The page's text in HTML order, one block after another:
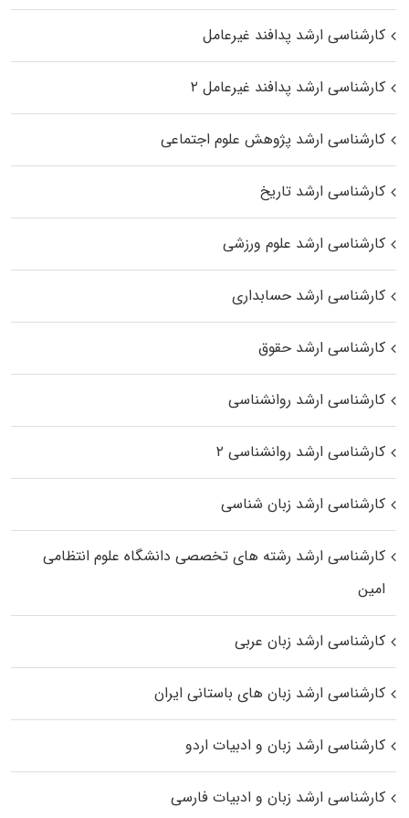
کارشناسی ارشد پدافند غیرعامل
کارشناسی ارشد پدافند غیرعامل ۲
کارشناسی ارشد پژوهش علوم اجتماعی
کارشناسی ارشد تاریخ
کارشناسی ارشد علوم ورزشی
کارشناسی ارشد حسابداری
کارشناسی ارشد حقوق
کارشناسی ارشد روانشناسی
کارشناسی ارشد روانشناسی ۲
کارشناسی ارشد زبان شناسی
کارشناسی ارشد رﺷﺘﻪ ﻫﺎی تخصصی داﻧﺸﮕﺎه ﻋﻠﻮم انتظامی
اﻣﻴﻦ
کارشناسی ارشد زبان عربی
کارشناسی ارشد زبان‌ های باستانی ایران
کارشناسی ارشد زبان و ادبیات اردو
کارشناسی ارشد زبان و ادبیات فارسی